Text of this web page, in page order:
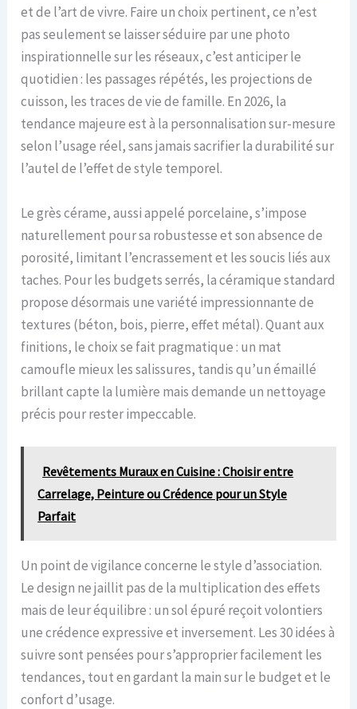
et de l’art de vivre. Faire un choix pertinent, ce n’est
pas seulement se laisser séduire par une photo
inspirationnelle sur les réseaux, c’est anticiper le
quotidien : les passages répétés, les projections de
cuisson, les traces de vie de famille. En 2026, la
tendance majeure est à la personnalisation sur-mesure
selon l’usage réel, sans jamais sacrifier la durabilité sur
l’autel de l’effet de style temporel.
Le grès cérame, aussi appelé porcelaine, s’impose
naturellement pour sa robustesse et son absence de
porosité, limitant l’encrassement et les soucis liés aux
taches. Pour les budgets serrés, la céramique standard
propose désormais une variété impressionnante de
textures (béton, bois, pierre, effet métal). Quant aux
finitions, le choix se fait pragmatique : un mat
camoufle mieux les salissures, tandis qu’un émaillé
brillant capte la lumière mais demande un nettoyage
précis pour rester impeccable.
Revêtements Muraux en Cuisine : Choisir entre
Carrelage, Peinture ou Crédence pour un Style
Parfait
Un point de vigilance concerne le style d’association.
Le design ne jaillit pas de la multiplication des effets
mais de leur équilibre : un sol épuré reçoit volontiers
une crédence expressive et inversement. Les 30 idées à
suivre sont pensées pour s’approprier facilement les
tendances, tout en gardant la main sur le budget et le
confort d’usage.